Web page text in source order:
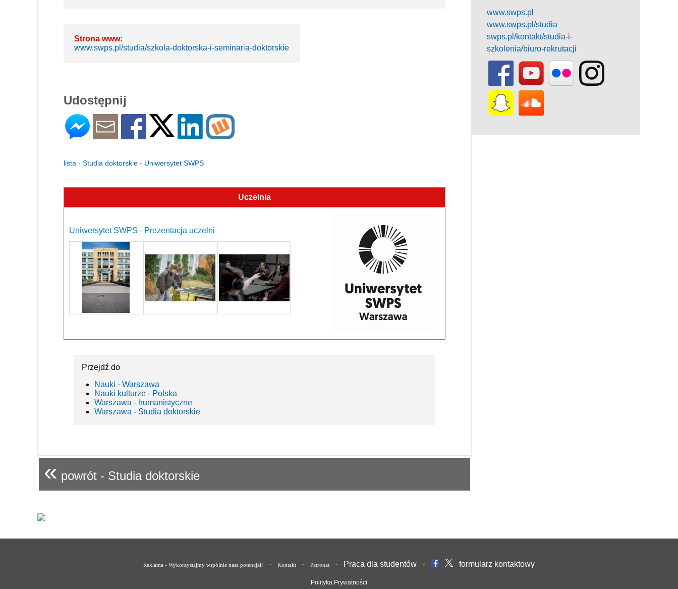
Strona www:
www.swps.pl/studia/szkola-doktorska-i-seminaria-doktorskie
Udostępnij
lista - Studia doktorskie - Uniwersytet SWPS
Uczelnia
Uniwersytet SWPS - Prezentacja uczelni
Przejdź do
Nauki - Warszawa
Nauki kulturze - Polska
Warszawa - humanistyczne
Warszawa - Studia doktorskie
« powrót - Studia doktorskie
www.swps.pl
www.swps.pl/studia
swps.pl/kontakt/studia-i-
szkolenia/biuro-rekrutacji
Reklama - Wykorzystajmy wspólnie nasz potencjał! • Kontakt • Patronat • Praca dla studentów • formularz kontaktowy
Polityka Prywatności